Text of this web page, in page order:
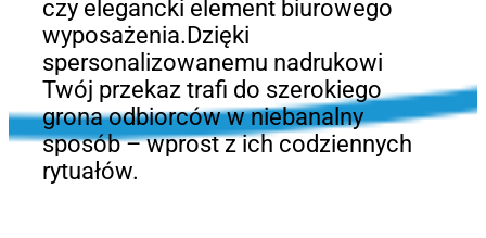
czy elegancki element biurowego
wyposażenia.Dzięki
spersonalizowanemu nadrukowi
Twój przekaz trafi do szerokiego
grona odbiorców w niebanalny
sposób – wprost z ich codziennych
rytuałów.